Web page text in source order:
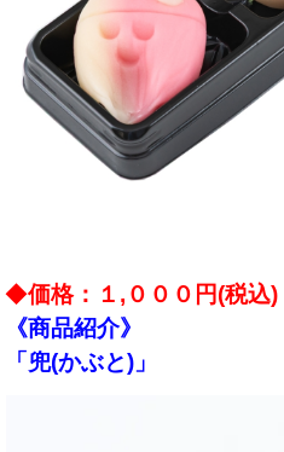
◆価格：１,０００円(税込)
《商品紹介》
「兜(かぶと)」